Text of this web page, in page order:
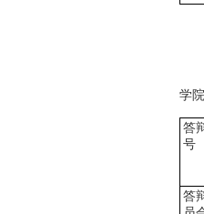
学
答
号
答